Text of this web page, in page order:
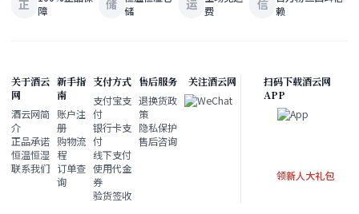
正
障
储 储
运 费
信 赖
关于酒云
网
酒云网简
介
正品承诺
恒温恒湿
联系我们
新手指
南
账户注
册
购物流
程
订单查
询
支付方式
支付宝支
付
银行卡支
付
线下支付
使用代金
券
验货签收
售后服务
退换货政
策
隐私保护
售后咨询
关注酒云网
扫码下载酒云网
APP
领新人大礼包